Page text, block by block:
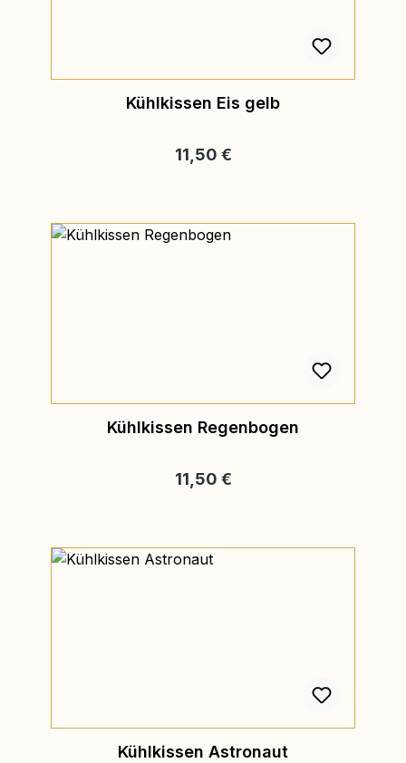
Kühlkissen Eis gelb
Regulärer Preis:
11,50 €
Kühlkissen Regenbogen
Regulärer Preis:
11,50 €
Kühlkissen Astronaut